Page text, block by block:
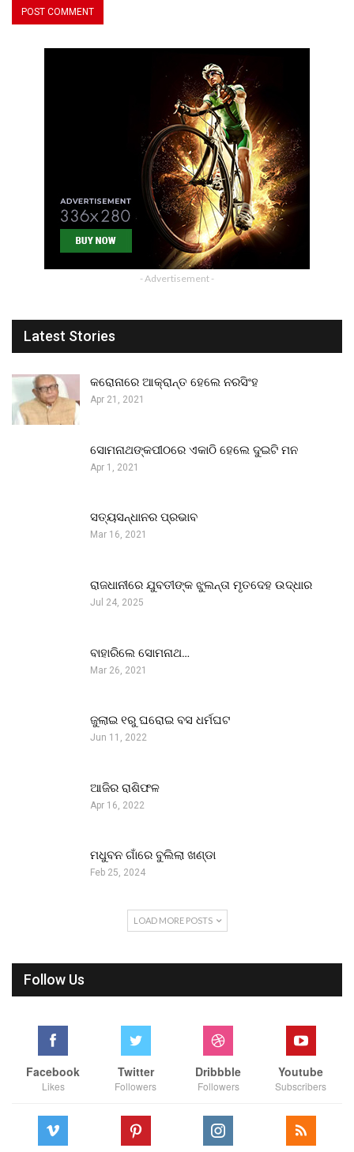
- Advertisement -
Latest Stories
କରୋନାରେ ଆକ୍ରାନ୍ତ ହେଲେ ନରସିଂହ
Apr 21, 2021
ସୋମନାଥଙ୍କପୀଠରେ ଏକାଠି ହେଲେ ଦୁଇଟି ମନ
Apr 1, 2021
ସତ୍ୟସନ୍ଧାନର ପ୍ରଭାବ
Mar 16, 2021
ରାଜଧାନୀରେ ଯୁବତୀଙ୍କ ଝୁଲନ୍ତା ମୃତଦେହ ଉଦ୍ଧାର
Jul 24, 2025
ବାହାରିଲେ ସୋମନାଥ…
Mar 26, 2021
ଜୁଲାଇ ୧ରୁ ଘରୋଇ ବସ ଧର୍ମଘଟ
Jun 11, 2022
ଆଜିର ରାଶିଫଳ
Apr 16, 2022
ମଧୁବନ ଗାଁରେ ବୁଲିଲା ଖଣ୍ଡା
Feb 25, 2024
LOAD MORE POSTS
Follow Us
Facebook
Likes
Twitter
Followers
Dribbble
Followers
Youtube
Subscribers